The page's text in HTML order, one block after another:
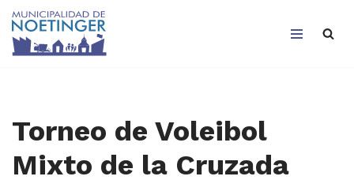
Saltar
Torneo de Voleibol
Mixto de la Cruzada